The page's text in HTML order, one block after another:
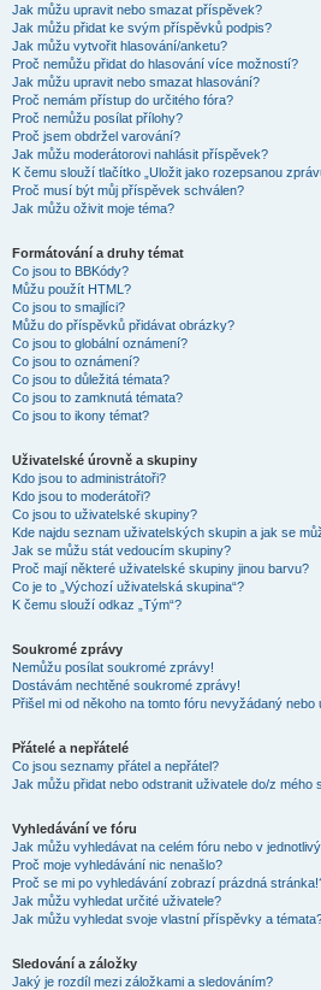
Jak můžu upravit nebo smazat příspěvek?
Jak můžu přidat ke svým příspěvků podpis?
Jak můžu vytvořit hlasování/anketu?
Proč nemůžu přidat do hlasování více možností?
Jak můžu upravit nebo smazat hlasování?
Proč nemám přístup do určitého fóra?
Proč nemůžu posílat přílohy?
Proč jsem obdržel varování?
Jak můžu moderátorovi nahlásit příspěvek?
K čemu slouží tlačítko „Uložit jako rozepsanou
Proč musí být můj příspěvek schválen?
Jak můžu oživit moje téma?
Formátování a druhy témat
Co jsou to BBKódy?
Můžu použít HTML?
Co jsou to smajlíci?
Můžu do příspěvků přidávat obrázky?
Co jsou to globální oznámení?
Co jsou to oznámení?
Co jsou to důležitá témata?
Co jsou to zamknutá témata?
Co jsou to ikony témat?
Uživatelské úrovně a skupiny
Kdo jsou to administrátoři?
Kdo jsou to moderátoři?
Co jsou to uživatelské skupiny?
Kde najdu seznam uživatelských skupin a jak se
Jak se můžu stát vedoucím skupiny?
Proč mají některé uživatelské skupiny jinou barvu?
Co je to „Výchozí uživatelská skupina“?
K čemu slouží odkaz „Tým“?
Soukromé zprávy
Nemůžu posílat soukromé zprávy!
Dostávám nechtěné soukromé zprávy!
Přišel mi od někoho na tomto fóru nevyžádaný nebo
Přátelé a nepřátelé
Co jsou seznamy přátel a nepřátel?
Jak můžu přidat nebo odstranit uživatele do/z mého
Vyhledávání ve fóru
Jak můžu vyhledávat na celém fóru nebo v
Proč moje vyhledávání nic nenašlo?
Proč se mi po vyhledávání zobrazí prázdná
Jak můžu vyhledat určité uživatele?
Jak můžu vyhledat svoje vlastní příspěvky a
Sledování a záložky
Jaký je rozdíl mezi záložkami a sledováním?